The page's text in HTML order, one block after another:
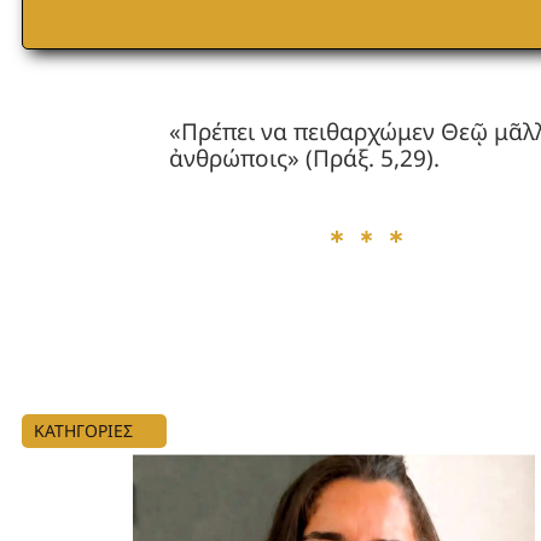
ΚΑΤΗΓΟΡΙΕΣ
«Πρέπει να πειθαρχώμεν Θεῷ
ἀνθρώποις» (Πράξ. 5,29).